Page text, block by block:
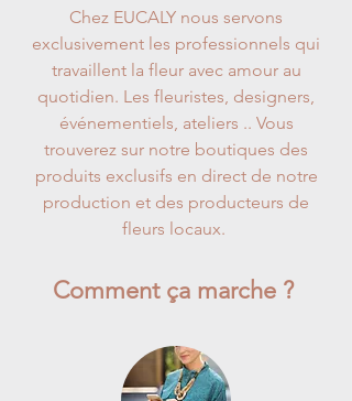
Chez EUCALY nous servons
exclusivement les professionnels qui
travaillent la fleur avec amour au
quotidien. Les fleuristes, designers,
événementiels, ateliers .. Vous
trouverez sur notre boutiques des
produits exclusifs en direct de notre
production et des producteurs de
fleurs locaux.
Comment ça marche ?